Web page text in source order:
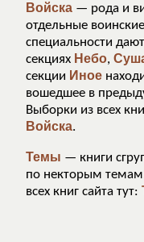
Войска — рода и
отдельные воинские
специальности
секциях Небо,
секции Иное
вошедшее в
Выборки из всех
Войска.
Темы — книги
по некторым
всех книг сайта тут: